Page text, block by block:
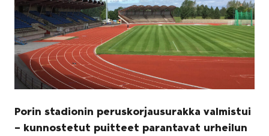
Porin stadionin peruskorjausurakka valmistui
– kunnostetut puitteet parantavat urheilun